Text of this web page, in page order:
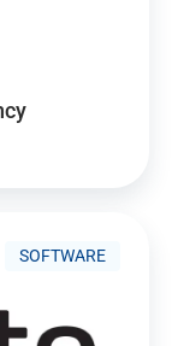
SOFTWARE